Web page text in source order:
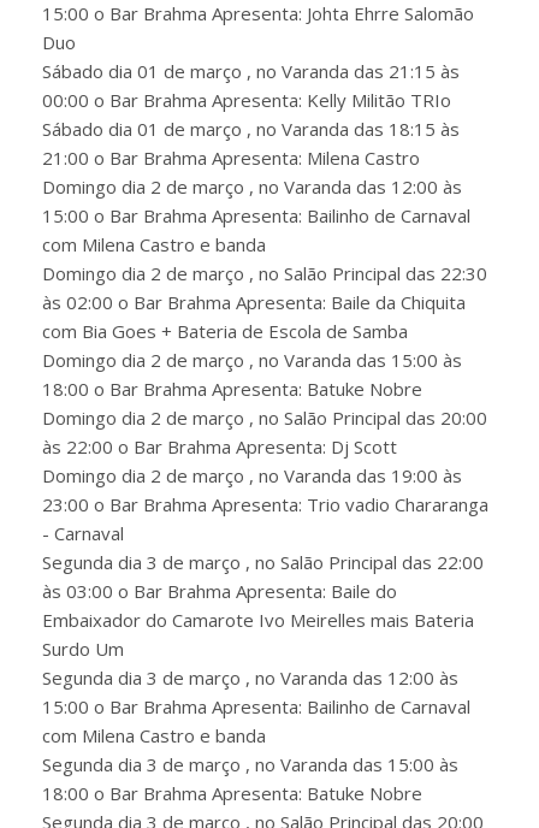
15:00 o Bar Brahma Apresenta: Johta Ehrre Salomão
Duo
Sábado dia 01 de março , no Varanda das 21:15 às
00:00 o Bar Brahma Apresenta: Kelly Militão TRIo
Sábado dia 01 de março , no Varanda das 18:15 às
21:00 o Bar Brahma Apresenta: Milena Castro
Domingo dia 2 de março , no Varanda das 12:00 às
15:00 o Bar Brahma Apresenta: Bailinho de Carnaval
com Milena Castro e banda
Domingo dia 2 de março , no Salão Principal das 22:30
às 02:00 o Bar Brahma Apresenta: Baile da Chiquita
com Bia Goes + Bateria de Escola de Samba
Domingo dia 2 de março , no Varanda das 15:00 às
18:00 o Bar Brahma Apresenta: Batuke Nobre
Domingo dia 2 de março , no Salão Principal das 20:00
às 22:00 o Bar Brahma Apresenta: Dj Scott
Domingo dia 2 de março , no Varanda das 19:00 às
23:00 o Bar Brahma Apresenta: Trio vadio Chararanga
- Carnaval
Segunda dia 3 de março , no Salão Principal das 22:00
às 03:00 o Bar Brahma Apresenta: Baile do
Embaixador do Camarote Ivo Meirelles mais Bateria
Surdo Um
Segunda dia 3 de março , no Varanda das 12:00 às
15:00 o Bar Brahma Apresenta: Bailinho de Carnaval
com Milena Castro e banda
Segunda dia 3 de março , no Varanda das 15:00 às
18:00 o Bar Brahma Apresenta: Batuke Nobre
Segunda dia 3 de março , no Salão Principal das 20:00